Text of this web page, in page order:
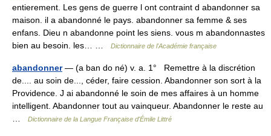
entierement. Les gens de guerre l ont contraint d abandonner sa
maison. il a abandonné le pays. abandonner sa femme & ses
enfans. Dieu n abandonne point les siens. vous m abandonnastes
bien au besoin. les… …
Dictionnaire de l'Académie française
abandonner— (a ban do né) v. a. 1° Remettre à la discrétion
de.... au soin de..., céder, faire cession. Abandonner son sort à la
Providence. J ai abandonné le soin de mes affaires à un homme
intelligent. Abandonner tout au vainqueur. Abandonner le reste au
Dictionnaire de la Langue Française d'Émile Littré